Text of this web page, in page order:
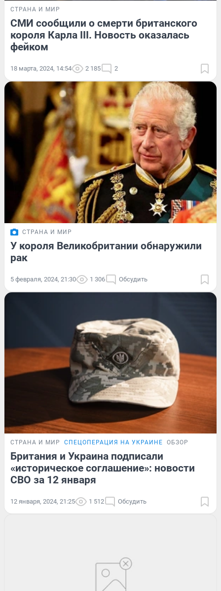
СТРАНА И МИР
СМИ сообщили о смерти британского
короля Карла III. Новость оказалась
фейком
18 марта, 2024, 14:54 2 185 2
СТРАНА И МИР
У короля Великобритании обнаружили
рак
5 февраля, 2024, 21:30 1 306 Обсудить
СТРАНА И МИР СПЕЦОПЕРАЦИЯ НА УКРАИНЕ ОБЗОР
Британия и Украина подписали
«историческое соглашение»: новости
СВО за 12 января
12 января, 2024, 21:25 1 512 Обсудить